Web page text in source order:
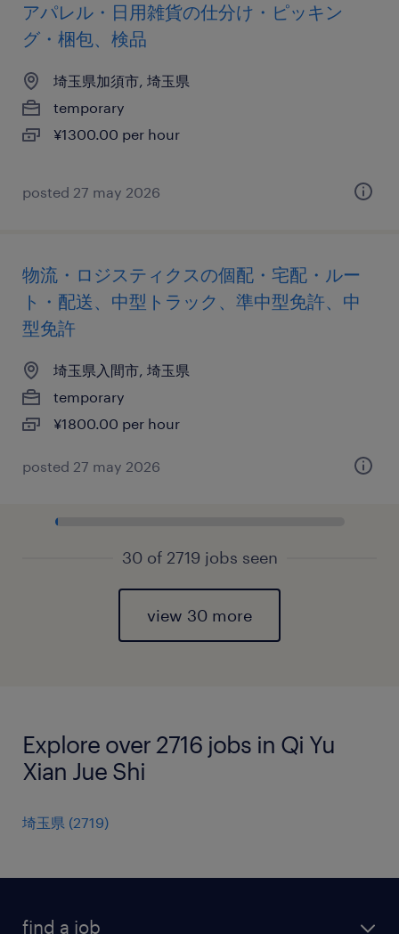
アパレル・日用雑貨の仕分け・ピッキン
グ・梱包、検品
埼玉県加須市, 埼玉県
temporary
¥1300.00 per hour
posted 27 may 2026
物流・ロジスティクスの個配・宅配・ルー
ト・配送、中型トラック、準中型免許、中
型免許
埼玉県入間市, 埼玉県
temporary
¥1800.00 per hour
posted 27 may 2026
30 of 2719 jobs seen
view 30 more
Explore over 2716 jobs in Qi Yu
Xian Jue Shi
埼玉県 (2719)
find a job